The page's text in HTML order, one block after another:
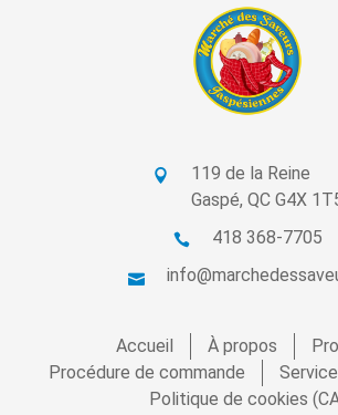
119 de la Reine
Gaspé, QC G4X
418 368-7705
Accueil À propos
Procédure de commande
Politique de cookies